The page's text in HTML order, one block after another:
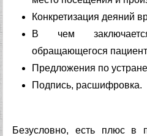
Конкретизация деяний
В чем
обращающегося
Предложения по
Подпись, расшифровка.
Безусловно, есть плюс в